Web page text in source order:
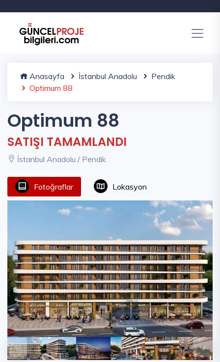
Anasayfa İstanbul Anadolu
Pendik
Optimum 88
Optimum 88
SATIŞI TAMAMLANDI
İstanbul Anadolu / Pendik
Fotoğraflar Lokasyon